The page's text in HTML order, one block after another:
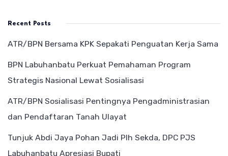
Recent Posts
ATR/BPN Bersama KPK Sepakati Penguatan Kerja Sama
BPN Labuhanbatu Perkuat Pemahaman Program
Strategis Nasional Lewat Sosialisasi
ATR/BPN Sosialisasi Pentingnya Pengadministrasian
dan Pendaftaran Tanah Ulayat
Tunjuk Abdi Jaya Pohan Jadi Plh Sekda, DPC PJS
Labuhanbatu Apresiasi Bupati